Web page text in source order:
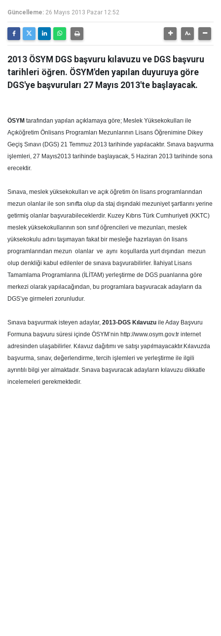
Güncelleme: 26 Mayıs 2013 Pazar 12:52
2013 ÖSYM DGS başvuru kılavuzu ve DGS başvuru
tarihleri öğren. ÖSYM'den yapılan duyuruya göre
DGS'ye başvuruları 27 Mayıs 2013'te başlayacak.
ÖSYM tarafından yapılan açıklamaya göre; Meslek Yüksekokulları ile
Açıköğretim Önlisans Programları Mezunlarının Lisans Öğrenimine Dikey
Geçiş Sınavı (DGS) 21 Temmuz 2013 tarihinde yapılacaktır. Sınava başvurma
işlemleri, 27 Mayıs2013 tarihinde başlayacak, 5 Haziran 2013 tarihinde sona
erecektir.
Sınava, meslek yüksekokulları ve açık öğretim ön lisans programlarından
mezun olanlar ile son sınıfta olup da staj dışındaki mezuniyet şartlarını yerine
getirmiş olanlar başvurabileceklerdir. Kuzey Kıbrıs Türk Cumhuriyeti (KKTC)
meslek yüksekokullarının son sınıf öğrencileri ve mezunları, meslek
yüksekokulu adını taşımayan fakat bir mesleğe hazırlayan ön lisans
programlarından mezun olanlar ve aynı koşullarda yurt dışından mezun
olup denkliği kabul edilenler de sınava başvurabilirler. İlahiyat Lisans
Tamamlama Programlarına (İLİTAM) yerleştirme de DGS puanlarına göre
merkezi olarak yapılacağından, bu programlara başvuracak adayların da
DGS’ye girmeleri zorunludur.
Sınava başvurmak isteyen adaylar, 2013-DGS Kılavuzu ile Aday Başvuru
Formuna başvuru süresi içinde ÖSYM’nin http://www.osym.gov.tr internet
adresinden ulaşabilirler. Kılavuz dağıtımı ve satışı yapılmayacaktır.Kılavuzda
başvurma, sınav, değerlendirme, tercih işlemleri ve yerleştirme ile ilgili
ayrıntılı bilgi yer almaktadır. Sınava başvuracak adayların kılavuzu dikkatle
incelemeleri gerekmektedir.